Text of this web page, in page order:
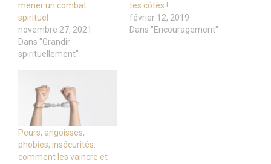
mener un combat
spirituel
novembre 27, 2021
Dans "Grandir
spirituellement"
tes côtés !
février 12, 2019
Dans "Encouragement"
Peurs, angoisses,
phobies, insécurités:
comment les vaincre et